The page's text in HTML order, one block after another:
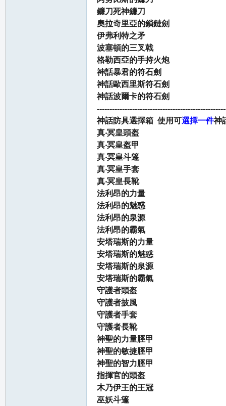
鐮刀死神鐮刀
奧拉奇里亞的鎖鏈劍
伊弗利特之矛
波塞頓的三叉戟
格勒西亞的手持火炮
神話暴君的符石劍
神話歐西里斯符石劍
神話波爾卡的符石劍
神話防具選擇箱 使用可選擇一件神
真‧冥皇頭盔
真‧冥皇盔甲
真‧冥皇斗篷
真‧冥皇手套
真‧冥皇長靴
法利昂的力量
法利昂的魅惑
法利昂的泉源
法利昂的霸氣
安塔瑞斯的力量
安塔瑞斯的魅惑
安塔瑞斯的泉源
安塔瑞斯的霸氣
守護者頭盔
守護者披風
守護者手套
守護者長靴
神聖的力量脛甲
神聖的敏捷脛甲
神聖的智力脛甲
指揮官的頭盔
木乃伊王的王冠
巫妖斗篷